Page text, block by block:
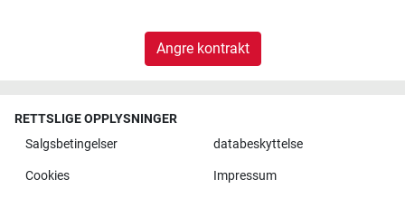
Angre kontrakt
RETTSLIGE OPPLYSNINGER
Salgsbetingelser
databeskyttelse
Cookies Impressum